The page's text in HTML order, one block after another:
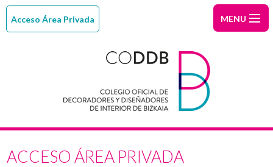
ACCESO ÁREA PRIVADA
MENU
Índice